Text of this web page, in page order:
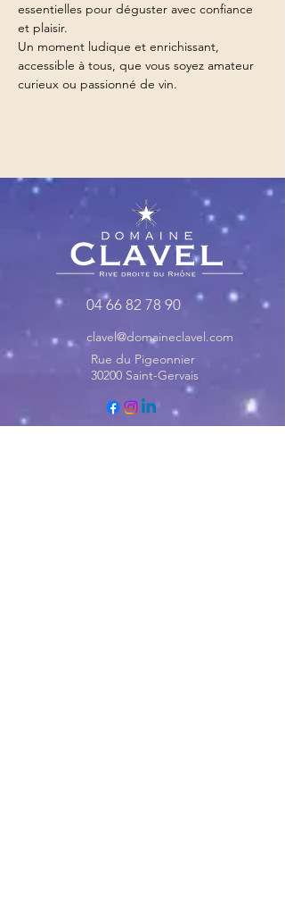
essentielles pour déguster avec confiance
et plaisir.
Un moment ludique et enrichissant,
accessible à tous, que vous soyez amateur
curieux ou passionné de vin.
04 66 82 78 90
clavel@domaineclavel.com
Rue du Pigeonnier
30200 Saint-Gervais